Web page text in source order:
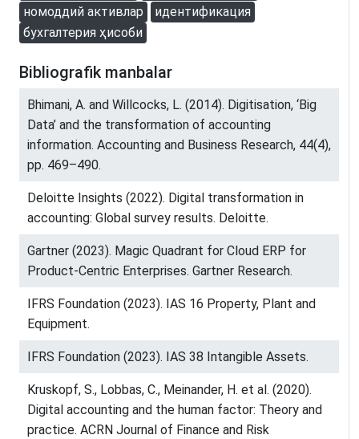
номоддий активлар
идентификация
бухгалтерия ҳисоби
Bibliografik manbalar
Bhimani, A. and Willcocks, L. (2014). Digitisation, ‘Big
Data’ and the transformation of accounting
information. Accounting and Business Research, 44(4),
pp. 469–490.
Deloitte Insights (2022). Digital transformation in
accounting: Global survey results. Deloitte.
Gartner (2023). Magic Quadrant for Cloud ERP for
Product-Centric Enterprises. Gartner Research.
IFRS Foundation (2023). IAS 16 Property, Plant and
Equipment.
IFRS Foundation (2023). IAS 38 Intangible Assets.
Kruskopf, S., Lobbas, C., Meinander, H. et al. (2020).
Digital accounting and the human factor: Theory and
practice. ACRN Journal of Finance and Risk